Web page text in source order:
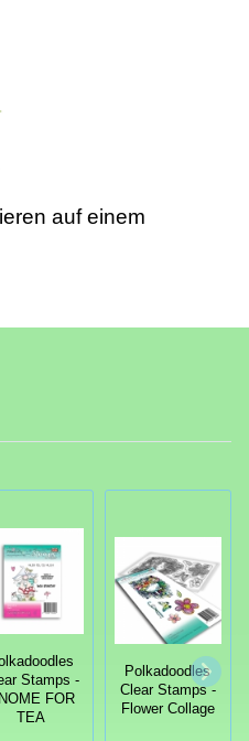
auf einem
Stamps -
FOR
TEA
Polkadoodles
Clear Stamps -
Flower Collage